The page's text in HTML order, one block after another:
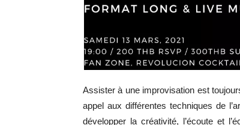
Assister à une improvisation est
appel aux différentes techniques de
développer la créativité, l’écoute et